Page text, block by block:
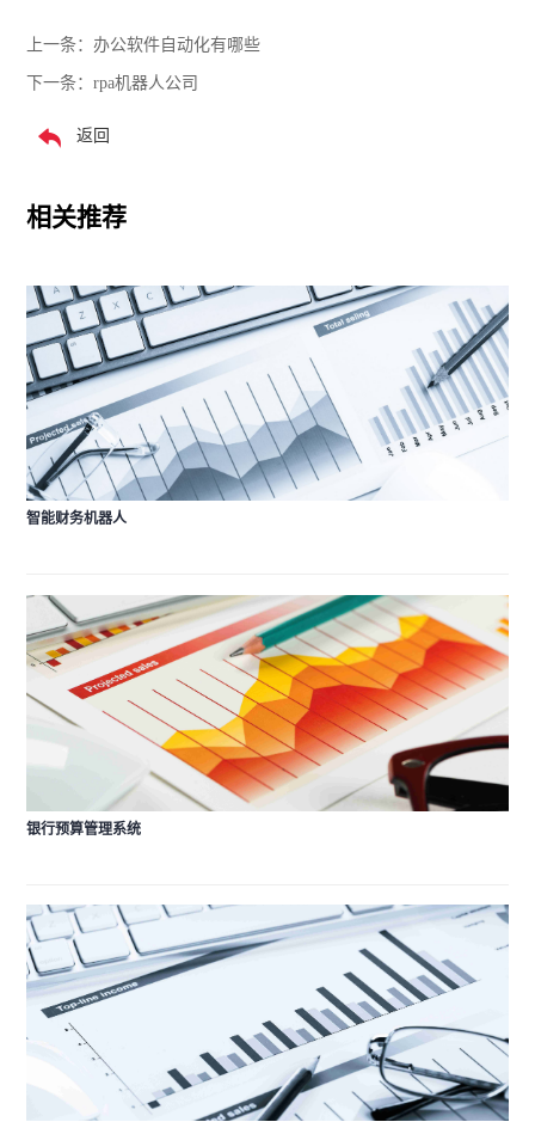
上一条：办公软件自动化有哪些
下一条：rpa机器人公司
返回
相关推荐
智能财务机器人
银行预算管理系统